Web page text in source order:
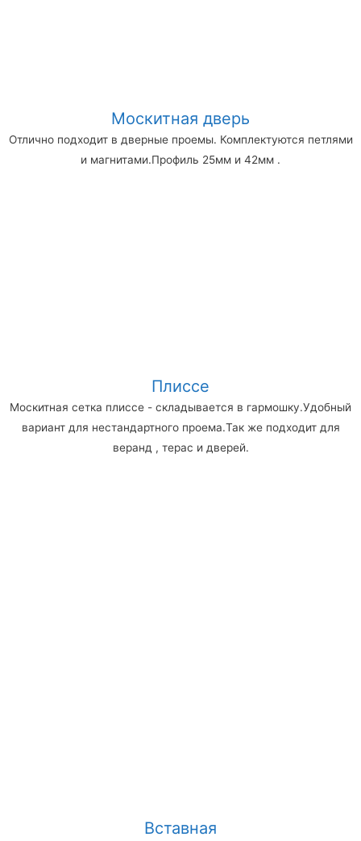
Москитная дверь
Отлично подходит в дверные проемы. Комплектуются петлями
и магнитами.Профиль 25мм и 42мм .
Плиссе
Москитная сетка плиссе - складывается в гармошку.Удобный
вариант для нестандартного проема.Так же подходит для
веранд , терас и дверей.
Вставная